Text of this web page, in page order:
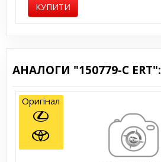
КУПИТИ
АНАЛОГИ "150779-C ERT":
Оригінал